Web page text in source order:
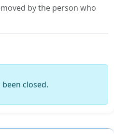
by the person who
closed.